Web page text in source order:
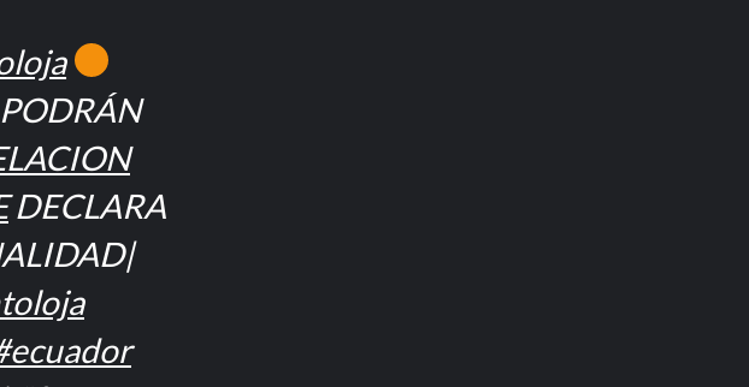
DECLARA